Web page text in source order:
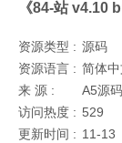
《84-站 v4.10
资源类型 : 源码
资源语言 : 简体中
来 源 :
A5源码
访问热度 : 529
更新时间 : 11-13